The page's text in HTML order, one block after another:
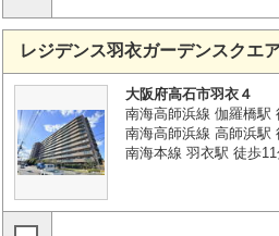
レジデンス羽衣ガーデンスクエ
大阪府高石市羽衣４
南海高師浜線 伽羅橋駅
南海高師浜線 高師浜駅
南海本線 羽衣駅 徒歩11